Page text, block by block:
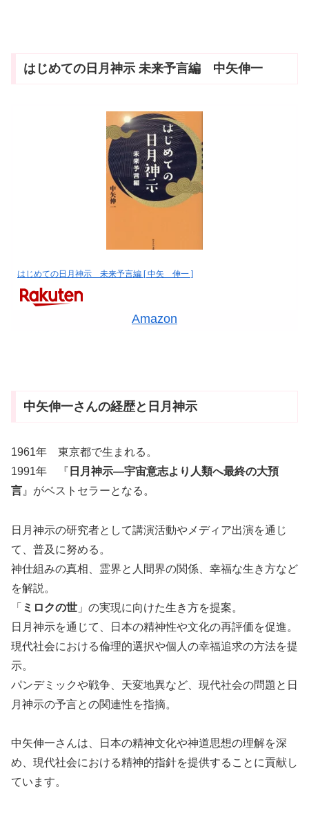
はじめての日月神示 未来予言編 中矢伸一
はじめての日月神示 未来予言編 [ 中矢 伸一 ]
Amazon
中矢伸一さんの経歴と日月神示
1961年 東京都で生まれる。
1991年 『 日月神示―宇宙意志より人類へ最終の大預
言 』がベストセラーとなる。
日月神示の研究者として講演活動やメディア出演を通じ
て、普及に努める。
神仕組みの真相、霊界と人間界の関係、幸福な生き方など
を解説。
「 ミロクの世 」の実現に向けた生き方を提案。
日月神示を通じて、日本の精神性や文化の再評価を促進。
現代社会における倫理的選択や個人の幸福追求の方法を提
示。
パンデミックや戦争、天変地異など、現代社会の問題と日
月神示の予言との関連性を指摘。
中矢伸一さんは、日本の精神文化や神道思想の理解を深
め、現代社会における精神的指針を提供することに貢献し
ています。